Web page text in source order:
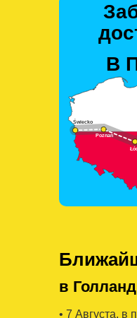
В
в
• 7 Августa, в